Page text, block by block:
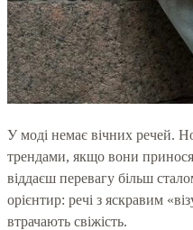
У моді немає вічних речей.
трендами, якщо вони
віддаєш перевагу більш
орієнтир: речі з яскравим
втрачають свіжість.